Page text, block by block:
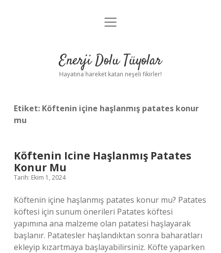
Anasayfa
Yasal Uyarı
menüyü
Enerji Dolu Tüyolar
Hayatına hareket katan neşeli fikirler!
Etiket: Köftenin içine haşlanmış patates konur
mu
Köftenin Icine Haşlanmış Patates
Konur Mu
Tarih: Ekim 1, 2024
Köftenin içine haşlanmış patates konur mu? Patates
köftesi için sunum önerileri Patates köftesi
yapımına ana malzeme olan patatesi haşlayarak
başlanır. Patatesler haşlandıktan sonra baharatları
ekleyip kızartmaya başlayabilirsiniz. Köfte yaparken